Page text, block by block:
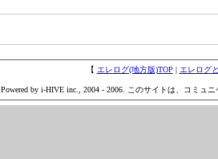
【 エレログ(地方版)TOP エレログ
Powered by i-HIVE inc., 2004 - 2006. このサイトは、コミュ